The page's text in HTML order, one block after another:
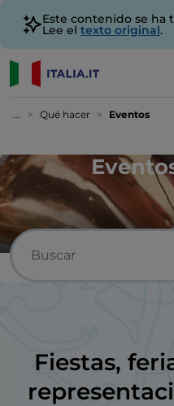
Este contenido se ha
Lee el texto original.
... Qué hacer Eventos
Fiestas,